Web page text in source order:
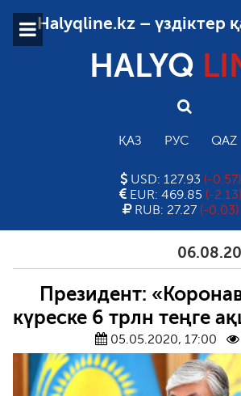
Halyqline.kz – үздіктер
HALYQ
ҚАЗ РУС QAZ
USD: 127.93 (-0.57)
EUR: 469.85 (-2.13)
RUB: 27.27 (-0.03)
06.08.2026
Президент:
күреске 6 трлн теңге
05.05.2020, 17:00